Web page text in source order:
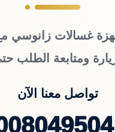
غسالات زانوسي مع
ومتابعة الطلب
تواصل معنا الآن